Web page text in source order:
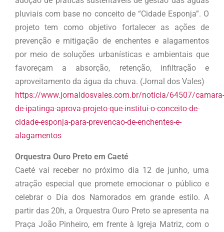
pluviais com base no conceito de “Cidade Esponja”. O
projeto tem como objetivo fortalecer as ações de
prevenção e mitigação de enchentes e alagamentos
por meio de soluções urbanísticas e ambientais que
favoreçam a absorção, retenção, infiltração e
aproveitamento da água da chuva. (Jornal dos Vales)
https://www.jornaldosvales.com.br/noticia/64507/camara-
de-ipatinga-aprova-projeto-que-institui-o-conceito-de-
cidade-esponja-para-prevencao-de-enchentes-e-
alagamentos
Orquestra Ouro Preto em Caeté
Caeté vai receber no próximo dia 12 de junho, uma
atração especial que promete emocionar o público e
celebrar o Dia dos Namorados em grande estilo. A
partir das 20h, a Orquestra Ouro Preto se apresenta na
Praça João Pinheiro, em frente à Igreja Matriz, com o